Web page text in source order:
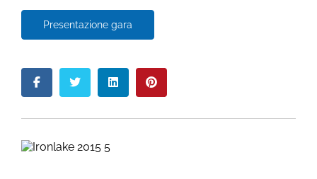
Presentazione gara